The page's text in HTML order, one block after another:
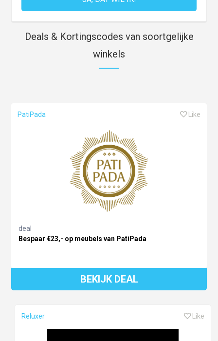
Deals & Kortingscodes van soortgelijke
winkels
PatiPada Like
deal
Bespaar €23,- op meubels van PatiPada
BEKIJK DEAL
Reluxer Like